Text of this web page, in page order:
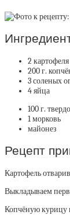
2 картофеля
200 г.
3 соленых
4 яйца
100 г.
1 морковь
майонез
Рецепт
Картофель
Выкладываем
Копчёную курицу